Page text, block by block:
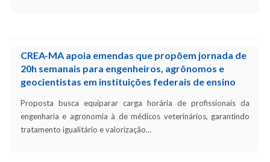
CREA-MA apoia emendas que propõem jornada de
20h semanais para engenheiros, agrônomos e
geocientistas em instituições federais de ensino
Proposta busca equiparar carga horária de profissionais da
engenharia e agronomia à de médicos veterinários, garantindo
tratamento igualitário e valorização…